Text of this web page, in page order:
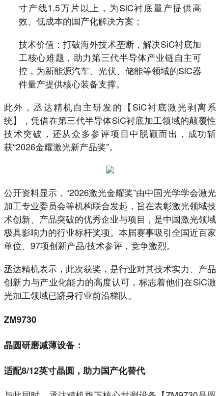
寸产线1.5万片以上，为SiC衬底量产提供高
效、低成本的国产化解决方案；
技术价值：打破海外技术垄断，解决SiC衬底加
工核心难题，助力第三代半导体产业链自主可
控，为新能源汽车、光伏、储能等领域的SiC器
件量产提供核心装备支撑。
此外，丞达精机自主研发的【SiC衬底激光剥离系
统】，凭借在第三代半导体SiC衬底加工领域的颠覆性
技术突破，还从众多参评项目中脱颖而出，成功斩
获“2026金耀激光新产品奖”。
公开资料显示，“2026激光金耀奖”由中国光学学会激光
加工专业委员会等机构联合发起，旨在表彰激光领域技
术创新、产品突破的优秀企业与项目，是中国激光领域
极具影响力的行业标杆奖项。本届赛事吸引全国近百家
单位、97项创新产品/技术参评，竞争激烈。
丞达精机表示，此次获奖，是行业对其技术实力、产品
创新力与产业化能力的高度认可，标志着他们在SiC激
光加工领域已跻身行业前沿梯队。
ZM9730
晶圆研磨减薄设备：
适配8/12英寸晶圆，助力国产化替代